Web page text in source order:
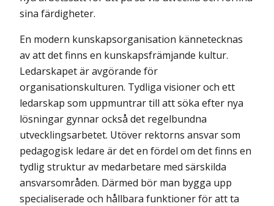
sina färdigheter.
En modern kunskapsorganisation kännetecknas
av att det finns en kunskapsfrämjande kultur.
Ledarskapet är avgörande för
organisationskulturen. Tydliga visioner och ett
ledarskap som uppmuntrar till att söka efter nya
lösningar gynnar också det regelbundna
utvecklingsarbetet. Utöver rektorns ansvar som
pedagogisk ledare är det en fördel om det finns en
tydlig struktur av medarbetare med särskilda
ansvarsområden. Därmed bör man bygga upp
specialiserade och hållbara funktioner för att ta